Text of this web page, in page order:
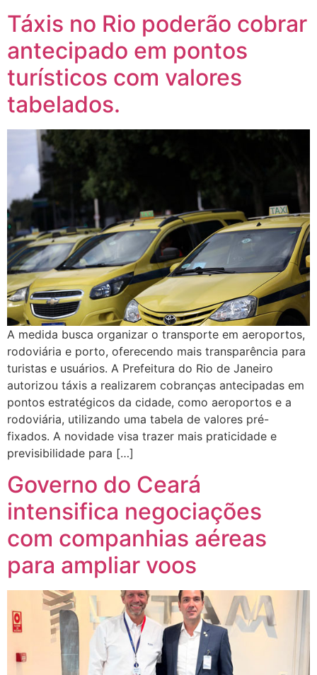
Táxis no Rio poderão cobrar
antecipado em pontos
turísticos com valores
tabelados.
A medida busca organizar o transporte em aeroportos,
rodoviária e porto, oferecendo mais transparência para
turistas e usuários. A Prefeitura do Rio de Janeiro
autorizou táxis a realizarem cobranças antecipadas em
pontos estratégicos da cidade, como aeroportos e a
rodoviária, utilizando uma tabela de valores pré-
fixados. A novidade visa trazer mais praticidade e
previsibilidade para […]
Governo do Ceará
intensifica negociações
com companhias aéreas
para ampliar voos